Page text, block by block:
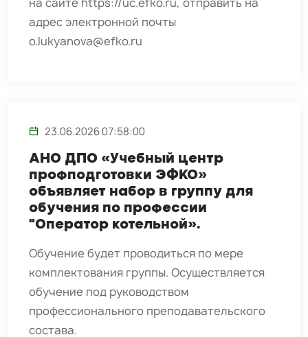
адрес электронной почты
o.lukyanova@efko.ru
23.06.2026 07:58:00
АНО ДПО «Учебный центр
профподготовки ЭФКО»
объявляет набор в группу для
обучения по профессии
"Оператор котельной».
Обучение будет проводиться по мере
комплектования группы. Осуществляется
обучение под руководством
профессионального преподавательского
состава.